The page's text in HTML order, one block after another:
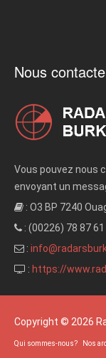
Nous
Vous pouvez nous
envoyant un
: O3 BP 7240
: (00226) 78 87
:
: https://
Copyright © 2026
Qui sommes-nous? Nos